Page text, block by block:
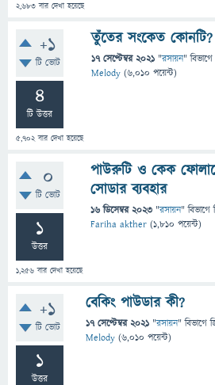
2,683 বার দেখা হয়েছে
+1
টি ভোট
4
টি উত্তর
5,702বার দেখা হয়েছে
তুঁতের সংকেত কোনটি?
17 সেপ্টেম্বর 2021 "রসায়ন" বিভাগে
Melody (6,010 পয়েন্ট)
0
টি ভোট
1
উত্তর
1,256 বার দেখা হয়েছে
পাউরুটি ও কেক
সোডার ব্যবহার
16 ডিসেম্বর 2023 "রসায়ন" বিভাগে
Fariha akther (1,810 পয়েন্ট)
+1
টি ভোট
1
উত্তর
বেকিং পাউডার কী?
17 সেপ্টেম্বর 2021 "রসায়ন" বিভাগে
Melody (6,010 পয়েন্ট)